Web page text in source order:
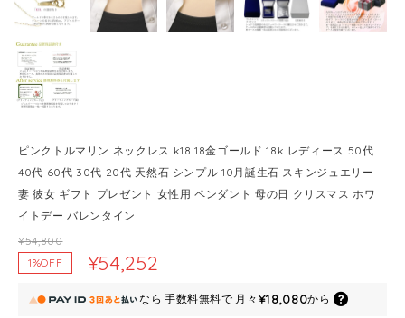
ピンクトルマリン ネックレス k18 18金ゴールド 18k レディース 50代
40代 60代 30代 20代 天然石 シンプル 10月誕生石 スキンジュエリー
妻 彼女 ギフト プレゼント 女性用 ペンダント 母の日 クリスマス ホワ
イトデー バレンタイン
¥54,800
1%OFF
¥54,252
なら 手数料無料で 月々 ¥18,080から